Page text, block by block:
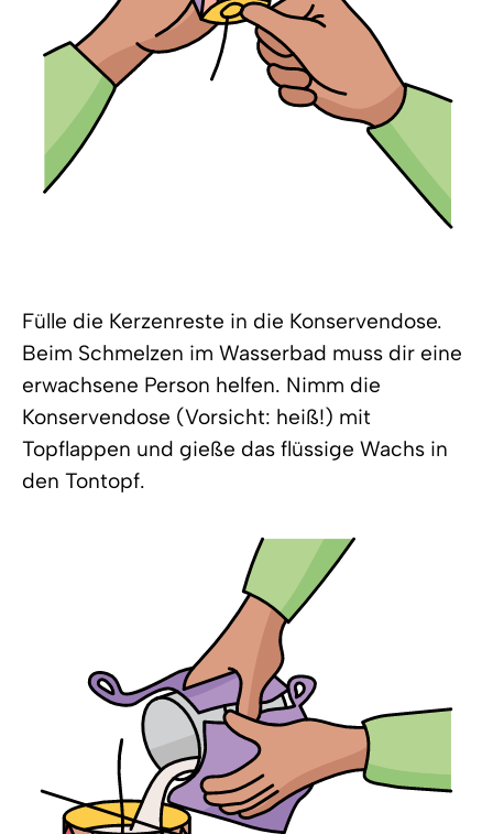
Fülle die Kerzenreste in die Konservendose.
Beim Schmelzen im Wasserbad muss dir eine
erwachsene Person helfen. Nimm die
Konservendose (Vorsicht: heiß!) mit
Topflappen und gieße das flüssige Wachs in
den Tontopf.